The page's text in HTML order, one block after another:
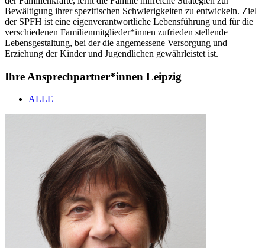
Bewältigung ihrer spezifischen Schwierigkeiten zu entwickeln. Ziel
der SPFH ist eine eigenverantwortliche Lebensführung und für die
verschiedenen Familienmitglieder*innen zufrieden stellende
Lebensgestaltung, bei der die angemessene Versorgung und
Erziehung der Kinder und Jugendlichen gewährleistet ist.
Ihre Ansprechpartner*innen Leipzig
ALLE